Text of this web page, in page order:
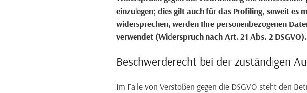
einzulegen; dies gilt auch für das Profiling, soweit es
widersprechen, werden Ihre personenbezogenen
verwendet (Widerspruch nach Art. 21 Abs. 2 DSGVO).
Beschwerderecht bei der zuständigen
Im Falle von Verstößen gegen die DSGVO steht den